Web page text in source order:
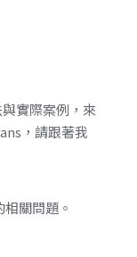
實際案例，來
，請跟著我
關問題。